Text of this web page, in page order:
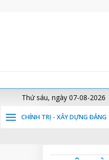
Thứ sáu, ngày 07-08-2026
CHÍNH TRỊ - XÂY DỰNG ĐẢNG